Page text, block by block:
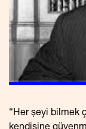
“Her şeyi bilmek